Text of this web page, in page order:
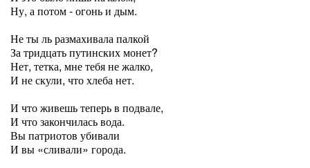
Ну, а потом - огонь и дым.
Не ты ль размахивала палкой
За тридцать путинских монет?
Нет, тетка, мне тебя не жалко,
И не скули, что хлеба нет.
И что живешь теперь в подвале,
И что закончилась вода.
Вы патриотов убивали
И вы «сливали» города.